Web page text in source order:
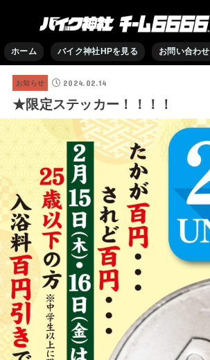
ホーム バイク神社HPを見る お問い合わせ
お知らせ 2024.02.14
★限定ステッカー！！！！